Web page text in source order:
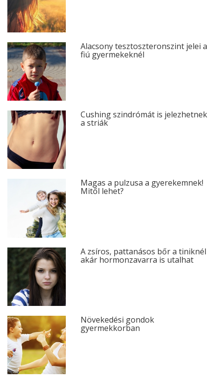
Alacsony tesztoszteronszint jelei a
fiú gyermekeknél
Cushing szindrómát is jelezhetnek
a striák
Magas a pulzusa a gyerekemnek!
Mitől lehet?
A zsíros, pattanásos bőr a tiniknél
akár hormonzavarra is utalhat
Növekedési gondok
gyermekkorban